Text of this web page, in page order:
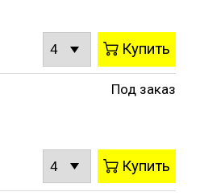
Купить
Под заказ
Купить